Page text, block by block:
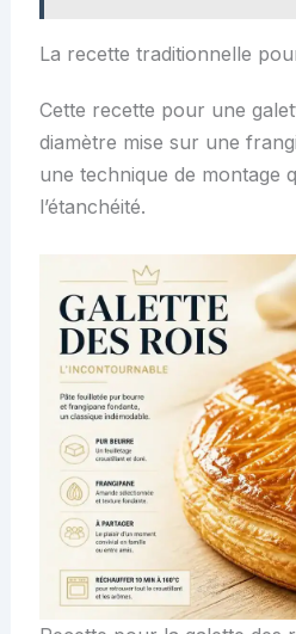
La recette traditionnelle
Cette recette pour une
diamètre mise sur une
une technique de montage
l’étanchéité.